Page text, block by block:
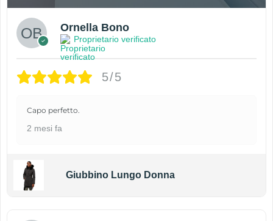
Ornella Bono
Proprietario verificato
5/5
Capo perfetto.
2 mesi fa
Giubbino Lungo Donna